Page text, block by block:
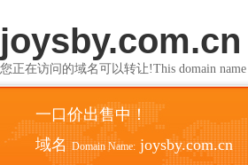
joysby.com.cn
您正在访问的域名可以转让!This domain name
一口价出售中！
域名 Domain Name: joysby.com.cn